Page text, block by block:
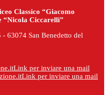
Classico “Giacomo
“Nicola Ciccarelli”
63074 San Benedetto del
Link per inviare una mail
Link per inviare una mail